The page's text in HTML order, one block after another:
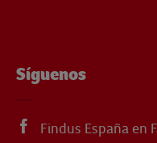
Síguenos
Findus España en